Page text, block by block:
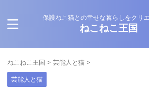
保護ねこ猫との幸せな暮らしをクリ
ねこねこ王国
ねこねこ王国 > 芸能人と猫 >
芸能人と猫